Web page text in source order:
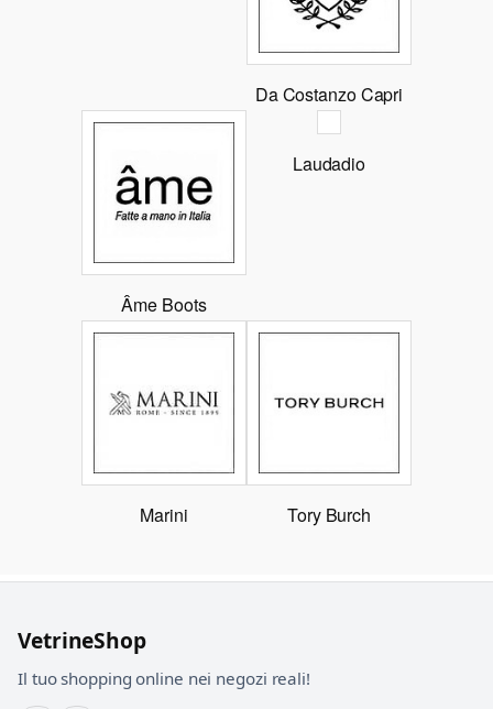
Da Costanzo Capri
Âme Boots
Laudadio
Marini Tory Burch
VetrineShop
Il tuo shopping online nei negozi reali!